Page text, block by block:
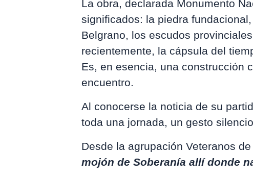
La obra, declarada Monumento
significados: la piedra
Belgrano, los escudos
recientemente, la cápsula del
Es, en esencia, una construcción
encuentro.
Al conocerse la noticia de su
toda una jornada, un gesto
Desde la agrupación Veteranos
mojón de Soberanía allí donde